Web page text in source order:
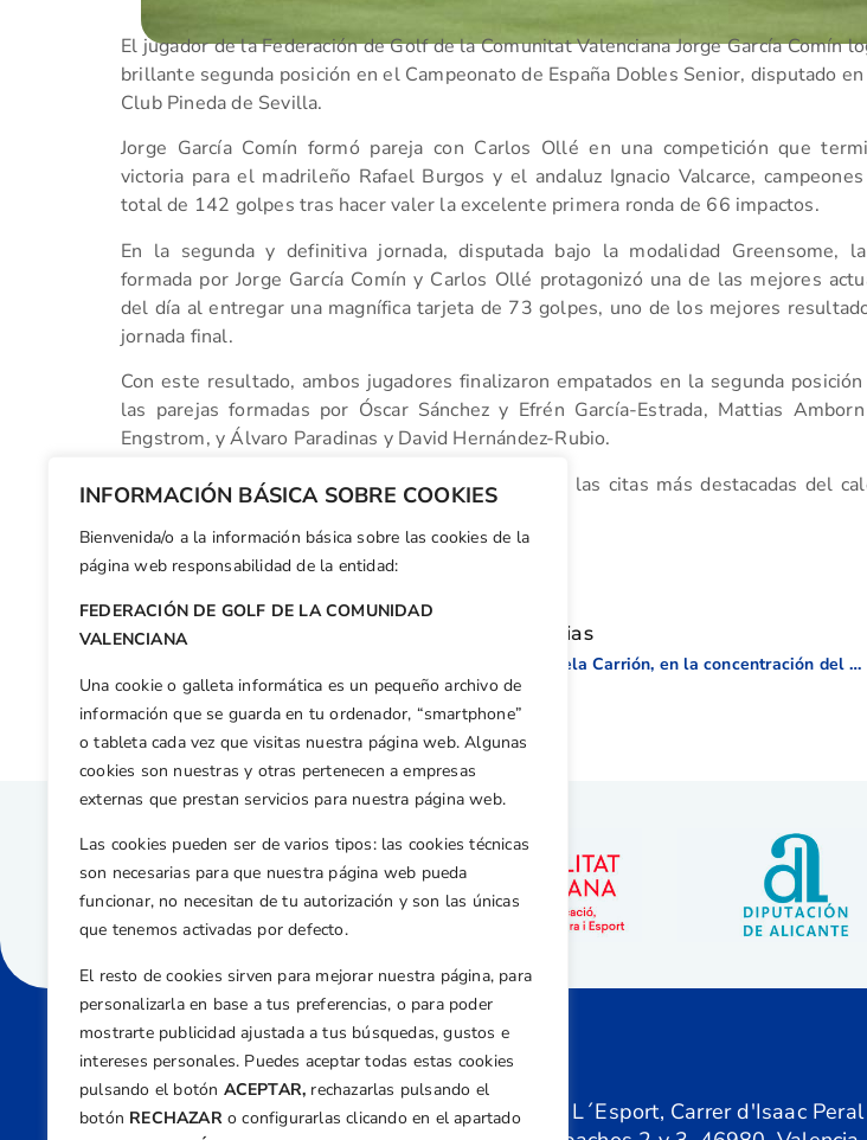
INFORMACIÓN BÁSICA SOBRE COOKIES
Bienvenida/o a la información básica sobre las cookies de la
página web responsabilidad de la entidad:
FEDERACIÓN DE GOLF DE LA COMUNIDAD
VALENCIANA
Una cookie o galleta informática es un pequeño archivo de
información que se guarda en tu ordenador, “smartphone”
o tableta cada vez que visitas nuestra página web. Algunas
cookies son nuestras y otras pertenecen a empresas
externas que prestan servicios para nuestra página web.
Las cookies pueden ser de varios tipos: las cookies técnicas
son necesarias para que nuestra página web pueda
funcionar, no necesitan de tu autorización y son las únicas
que tenemos activadas por defecto.
El resto de cookies sirven para mejorar nuestra página, para
personalizarla en base a tus preferencias, o para poder
mostrarte publicidad ajustada a tus búsquedas, gustos e
intereses personales. Puedes aceptar todas estas cookies
pulsando el botón ACEPTAR, rechazarlas pulsando el
botón RECHAZARo configurarlas clicando en el apartado
El jugador de la Federación de Golf de la Comunitat Valenciana Jorge García Comín
brillante segunda posición en el Campeonato de España Dobles Senior, disputado
Club Pineda de Sevilla.
Jorge García Comín formó pareja con Carlos Ollé en una competición que
victoria para el madrileño Rafael Burgos y el andaluz Ignacio Valcarce,
total de 142 golpes tras hacer valer la excelente primera ronda de 66 impactos.
En la segunda y definitiva jornada, disputada bajo la modalidad Greensome,
formada por Jorge García Comín y Carlos Ollé protagonizó una de las mejores
del día al entregar una magnífica tarjeta de 73 golpes, uno de los mejores
jornada final.
Con este resultado, ambos jugadores finalizaron empatados en la segunda
las parejas formadas por Óscar Sánchez y Efrén García-Estrada, Mattias
Engstrom, y Álvaro Paradinas y David Hernández-Rubio.
Una gran actuación del golf valenciano en una de las citas más destacadas del
senior nacional.
Facebook
X WhatsApp
LinkedIn
Email
Otras noticias
Daniela Carrión, en la concentración del Grupo de Trabajo Femenino de la RFEG
Centre de L´Esport, Carrer d'Isaac